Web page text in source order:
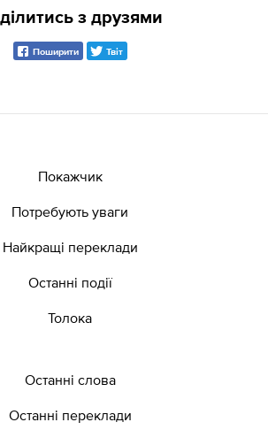
з друзями
Поширити Твіт
Покажчик
Потребують уваги
Найкращі переклади
Останні події
Толока
Останні слова
Останні переклади